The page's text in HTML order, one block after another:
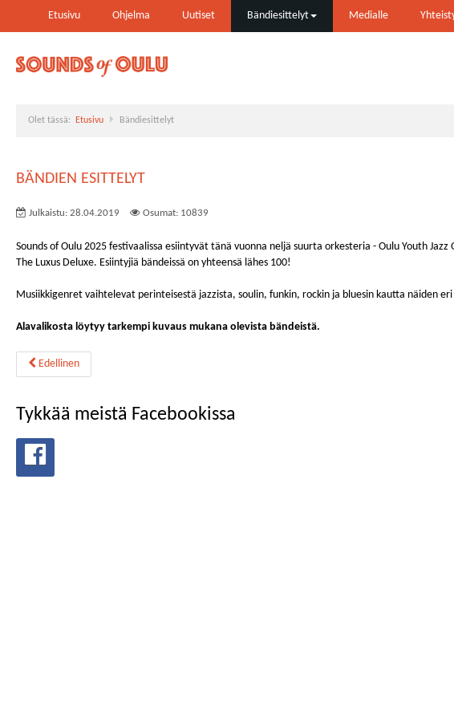
Etusivu Ohjelma Uutiset Bändiesittelyt Medialle
Olet tässä: Etusivu Bändiesittelyt
BÄNDIEN ESITTELYT
Julkaistu: 28.04.2019 Osumat: 10839
Sounds of Oulu 2025 festivaalissa esiintyvät tänä vuonna neljä suurta orkesteria - Oulu Youth
The Luxus Deluxe. Esiintyjiä bändeissä on yhteensä lähes 100!
Musiikkigenret vaihtelevat perinteisestä jazzista, soulin, funkin, rockin ja bluesin kautta näiden
Alavalikosta löytyy tarkempi kuvaus mukana olevista bändeistä.
Edellinen
Tykkää meistä Facebookissa